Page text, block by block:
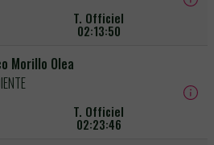
T. Officiel
02:13:50
Morillo Olea
T. Officiel
02:23:46